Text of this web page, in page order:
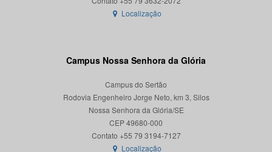
Localização
Campus Nossa Senhora da Glória
Campus do Sertão
Rodovia Engenheiro Jorge Neto, km 3, Silos
Nossa Senhora da Glória/SE
CEP 49680-000
Contato +55 79 3194-7127
Localização